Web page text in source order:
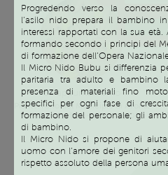
Progredendo verso la
l’asilo nido prepara il bambino
interessi rapportati con la sua età.
formando secondo i principi del
di formazione dell’Opera
Il Micro Nido Bubu si differenzia
paritaria tra adulto e bambino
presenza di materiali fino
specifici per ogni fase di
formazione del personale; gli
di bambino.
Il Micro Nido si propone di
uomo con l’amore dei genitori
rispetto assoluto della persona
Su appuntamento
Pianterreno del Municipio di Arona,
Via San Carlo 2 – Arona (NO)